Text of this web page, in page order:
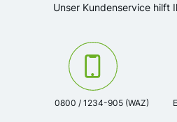
Unser Kundenservice hilft
Kontaktieren Sie uns unter der
0800 / 1234-905 (WAZ)